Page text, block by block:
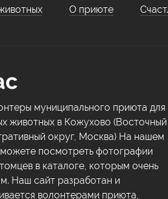
О приюте
муниципального приюта для
животных в Кожухово (Восточный
округ, Москва) На нашем
посмотреть фотографии
в каталоге, которым очень
Наш сайт разработан и
волонтерами приюта,